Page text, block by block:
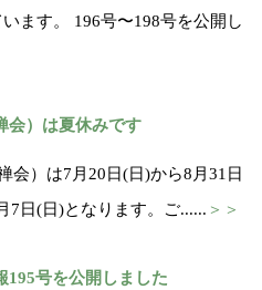
ます。 196号〜198号を公開し
会）は夏休みです
会）は7月20日(日)から8月31日
7日(日)となります。ご...... ＞＞
195号を公開しました